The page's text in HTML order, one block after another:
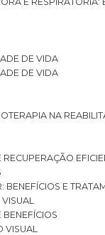
DE VIDA
DE VIDA
NA
RECUPERAÇÃO
BENEFÍCIOS E
VISUAL
BENEFÍCIOS
VISUAL